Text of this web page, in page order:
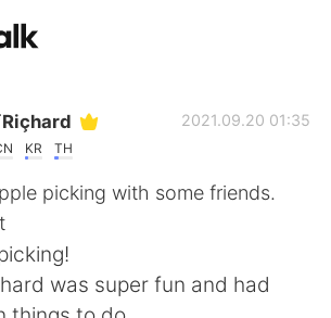
linguistique
Riçhard
KR TH
2021.09.20 01:35
picking with some friends.
was super fun and had